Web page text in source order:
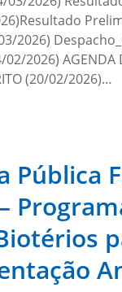
2026)
2026) AGENDA
(20/02/2026)…
Pública